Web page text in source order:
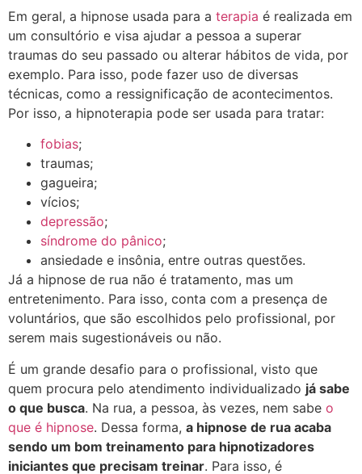
Em geral, a hipnose usada para a terapia é realizada em
um consultório e visa ajudar a pessoa a superar
traumas do seu passado ou alterar hábitos de vida, por
exemplo. Para isso, pode fazer uso de diversas
técnicas, como a ressignificação de acontecimentos.
Por isso, a hipnoterapia pode ser usada para tratar:
fobias;
traumas;
gagueira;
vícios;
depressão;
síndrome do pânico;
ansiedade e insônia, entre outras questões.
Já a hipnose de rua não é tratamento, mas um
entretenimento. Para isso, conta com a presença de
voluntários, que são escolhidos pelo profissional, por
serem mais sugestionáveis ou não.
É um grande desafio para o profissional, visto que
quem procura pelo atendimento individualizado já sabe
o que busca. Na rua, a pessoa, às vezes, nem sabe o
que é hipnose. Dessa forma, a hipnose de rua acaba
sendo um bom treinamento para hipnotizadores
iniciantes que precisam treinar. Para isso, é